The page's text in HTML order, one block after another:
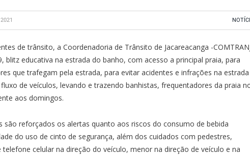
de trânsito, a Coordenadoria de Trânsito de Jacareacanga -
blitz educativa na estrada do banho, com acesso a principal praia, para
que trafegam pela estrada, para evitar acidentes e infrações na estrada
de veículos, levando e trazendo banhistas, frequentadores da praia
aos domingos.
são reforçados os alertas quanto aos riscos do consumo de bebida
do uso de cinto de segurança, além dos cuidados com pedestres,
celular na direção do veículo, menor na direção de veículo e na